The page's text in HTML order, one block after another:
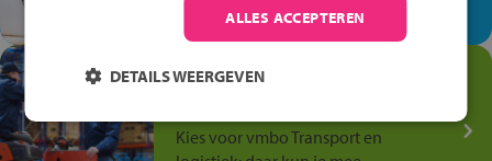
anders is!
Jouw talent in de
Kies voor vmbo Transport en
ALLES ACCEPTEREN
DETAILS WEERGEVEN